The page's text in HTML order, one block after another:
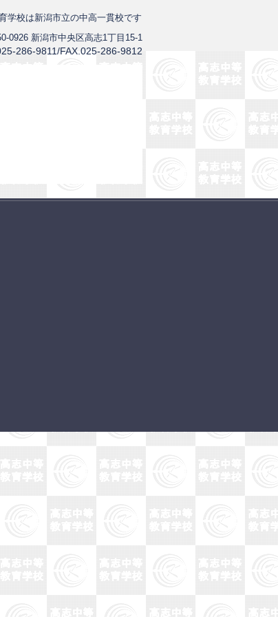
学校は新潟市立の中高一貫校です
0926 新潟市中央区高志1丁目15-1
286-9811/FAX.025-286-9812